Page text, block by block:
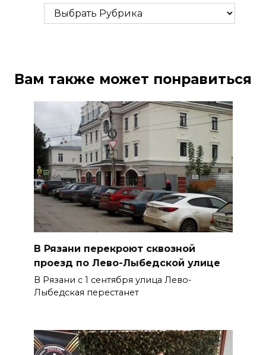
Рубрики
Вам также может понравиться
В Рязани перекроют сквозной
проезд по Лево-Лыбедской улице
В Рязани с 1 сентября улица Лево-
Лыбедская перестанет